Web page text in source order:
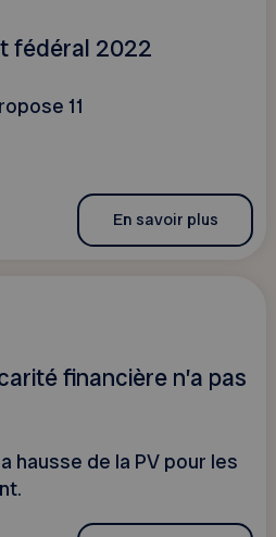
fédéral 2022
11
En savoir plus
financière n’a pas
hausse de la PV pour les